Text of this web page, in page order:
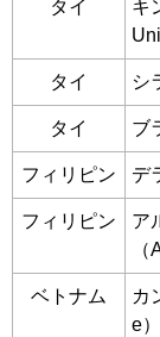
タイ
キ
タイ シ
タイ ブ
フィリピン デ
フィリピン
ア
ベトナム
カ
e）